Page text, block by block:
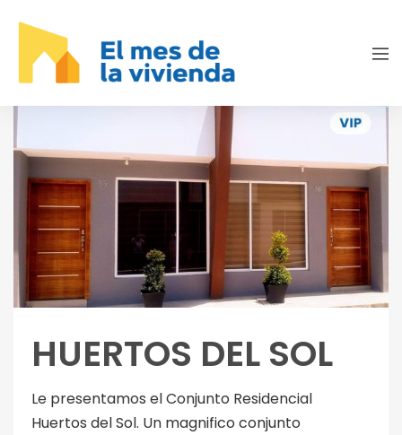
HUERTOS DEL SOL
Le presentamos el Conjunto Residencial
Huertos del Sol. Un magnifico conjunto